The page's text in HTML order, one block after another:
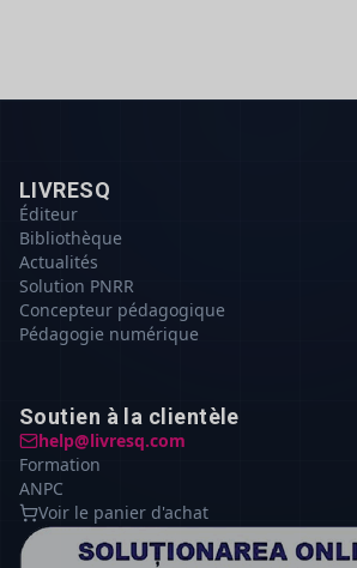
LIVRESQ
Éditeur
Bibliothèque
Actualités
Solution PNRR
Concepteur pédagogique
Pédagogie numérique
Soutien à la clientèle
help@livresq.com
Formation
ANPC
Voir le panier d'achat